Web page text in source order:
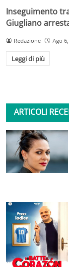
Inseguimento
Giugliano
Redazione Ago
Leggi di più
ARTICOLI